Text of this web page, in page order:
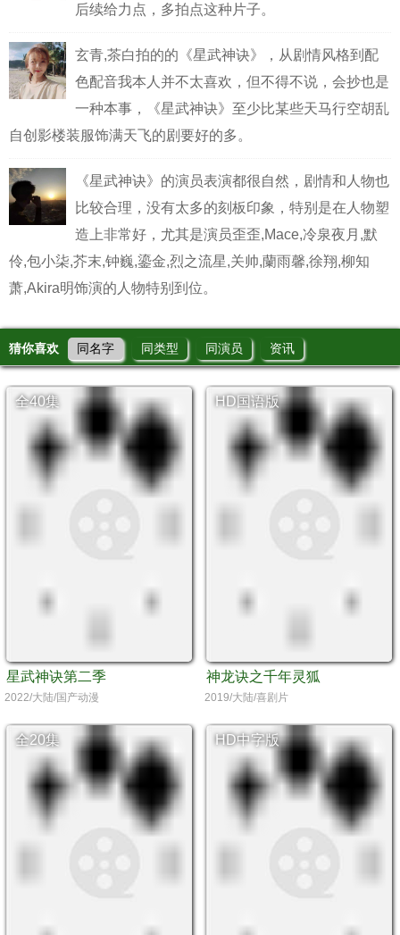
后续给力点，多拍点这种片子。
玄青,茶白拍的的《星武神诀》，从剧情风格到配
色配音我本人并不太喜欢，但不得不说，会抄也是
一种本事，《星武神诀》至少比某些天马行空胡乱
自创影楼装服饰满天飞的剧要好的多。
《星武神诀》的演员表演都很自然，剧情和人物也
比较合理，没有太多的刻板印象，特别是在人物塑
造上非常好，尤其是演员歪歪,Mace,冷泉夜月,默
伶,包小柒,芥末,钟巍,鎏金,烈之流星,关帅,蘭雨馨,徐翔,柳知
萧,Akira明饰演的人物特别到位。
猜你喜欢 同名字 同类型 同演员 资讯
全40集
星武神诀第二季
2022/大陆/国产动漫
HD国语版
神龙诀之千年灵狐
2019/大陆/喜剧片
全20集 HD中字版